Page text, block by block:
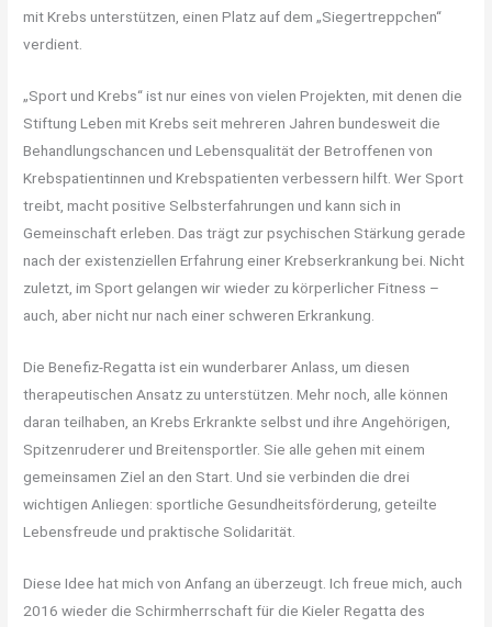
mit Krebs unterstützen, einen Platz auf dem „Siegertreppchen“
verdient.
„Sport und Krebs“ ist nur eines von vielen Projekten, mit denen die
Stiftung Leben mit Krebs seit mehreren Jahren bundesweit die
Behandlungschancen und Lebensqualität der Betroffenen von
Krebspatientinnen und Krebspatienten verbessern hilft. Wer Sport
treibt, macht positive Selbsterfahrungen und kann sich in
Gemeinschaft erleben. Das trägt zur psychischen Stärkung gerade
nach der existenziellen Erfahrung einer Krebserkrankung bei. Nicht
zuletzt, im Sport gelangen wir wieder zu körperlicher Fitness –
auch, aber nicht nur nach einer schweren Erkrankung.
Die Benefiz-Regatta ist ein wunderbarer Anlass, um diesen
therapeutischen Ansatz zu unterstützen. Mehr noch, alle können
daran teilhaben, an Krebs Erkrankte selbst und ihre Angehörigen,
Spitzenruderer und Breitensportler. Sie alle gehen mit einem
gemeinsamen Ziel an den Start. Und sie verbinden die drei
wichtigen Anliegen: sportliche Gesundheitsförderung, geteilte
Lebensfreude und praktische Solidarität.
Diese Idee hat mich von Anfang an überzeugt. Ich freue mich, auch
2016 wieder die Schirmherrschaft für die Kieler Regatta des